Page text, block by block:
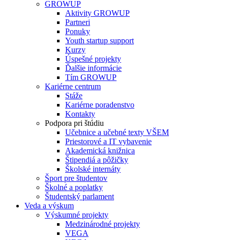
GROWUP
Aktivity GROWUP
Partneri
Ponuky
Youth startup support
Kurzy
Úspešné projekty
Ďalšie informácie
Tím GROWUP
Kariérne centrum
Stáže
Kariérne poradenstvo
Kontakty
Podpora pri štúdiu
Učebnice a učebné texty VŠEM
Priestorové a IT vybavenie
Akademická knižnica
Štipendiá a pôžičky
Školské internáty
Šport pre študentov
Školné a poplatky
Študentský parlament
Veda a výskum
Výskumné projekty
Medzinárodné projekty
VEGA